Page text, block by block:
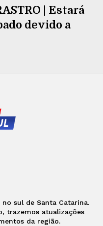
| Estará
devido a
sul de Santa Catarina.
trazemos atualizações
da região.